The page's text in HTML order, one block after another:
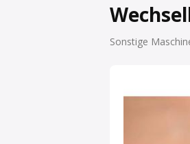
Sonstige